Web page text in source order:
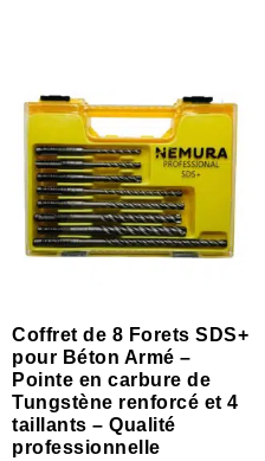
Coffret de 8 Forets SDS+
pour Béton Armé –
Pointe en carbure de
Tungstène renforcé et 4
taillants – Qualité
professionnelle